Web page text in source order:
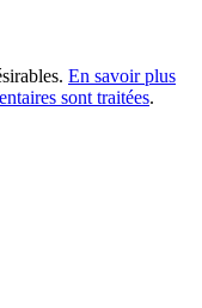
En savoir plus
sont traitées.